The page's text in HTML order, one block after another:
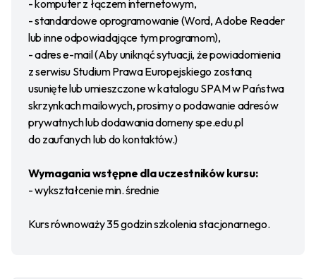
- komputer z łączem internetowym,
- standardowe oprogramowanie (Word, Adobe Reader
lub inne odpowiadające tym programom),
- adres e-mail (Aby uniknąć sytuacji, że powiadomienia
z serwisu Studium Prawa Europejskiego zostaną
usunięte lub umieszczone w katalogu SPAM w Państwa
skrzynkach mailowych, prosimy o podawanie adresów
prywatnych lub dodawania domeny spe.edu.pl
do zaufanych lub do kontaktów.)
Wymagania wstępne dla uczestników kursu:
- wykształcenie min. średnie
Kurs równoważy 35 godzin szkolenia stacjonarnego.